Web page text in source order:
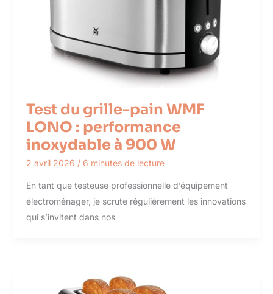
Test du grille-pain WMF
LONO : performance
inoxydable à 900 W
2 avril 2026 / 6 minutes de lecture
En tant que testeuse professionnelle d’équipement
électroménager, je scrute régulièrement les innovations
qui s’invitent dans nos